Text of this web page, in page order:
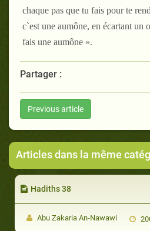
chaque pas que tu fais pour te
c`est une aumône, en écartant un
fais une aumône ».
Partager :
Previous article
Articles dans la même
Hadiths 38
Abu Zakaria An-Nawawi